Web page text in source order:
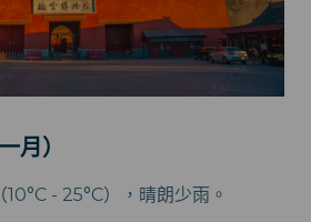
月）
10°C - 25°C），晴朗少雨。